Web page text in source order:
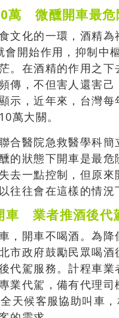
萬 微醺開車最危
文化的一環，酒精為
會開始作用，抑制中
。在酒精的作用之下
傳，不但害人還害己
示，近年來，台灣每
萬大關。
合醫院急救醫學科簡
的狀態下開車是最危
去一點控制，但原來
往往會在這樣的情況
車 業者推酒後代
，開車不喝酒。為降
市政府鼓勵民眾喝酒
代駕服務。計程車業
業代駕，備有代理司
天候客服協助叫車